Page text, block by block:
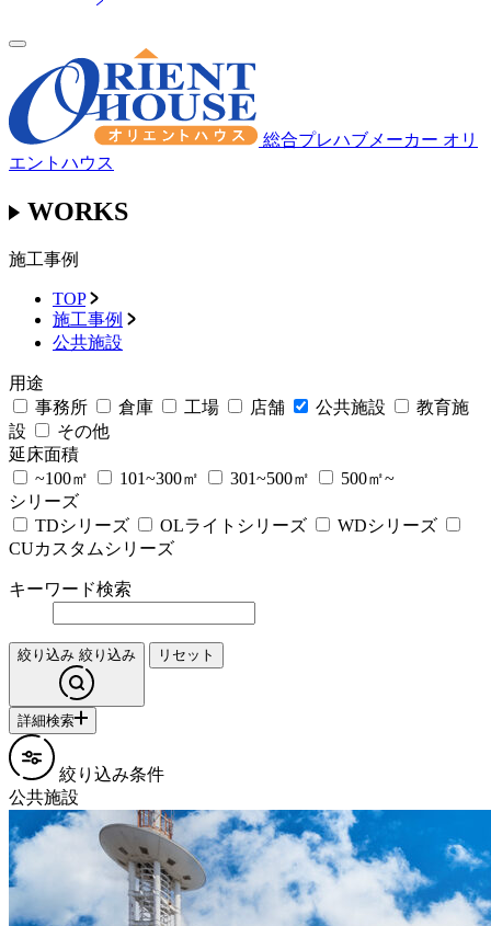
総合プレハブメーカー オリ
エントハウス
WORKS
施工事例
TOP
施工事例
公共施設
用途
事務所
倉庫 工場 店舗 公共施設
教育施
設
その他
延床面積
~100㎡
101~300㎡ 301~500㎡
500㎡~
シリーズ
TDシリーズ
OLライトシリーズ
WDシリーズ
CUカスタムシリーズ
キーワード検索
絞り込み 絞り込み リセット
詳細検索
絞り込み条件
公共施設